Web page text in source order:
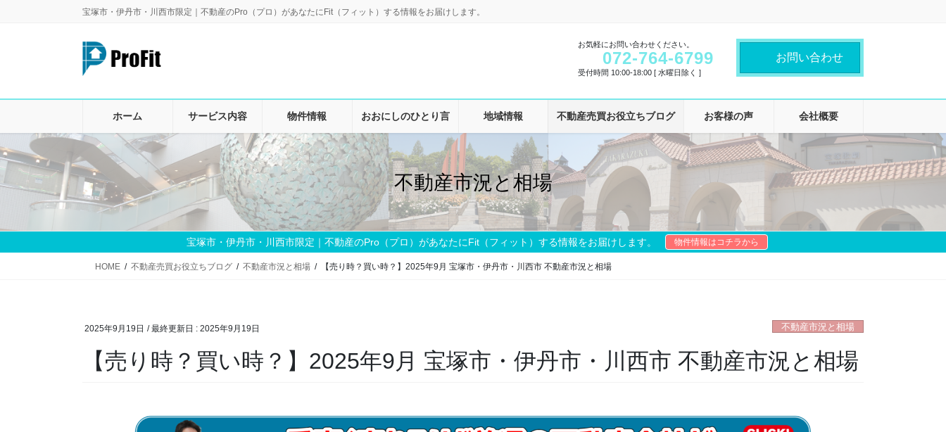
動
宝塚市・伊丹市・川西市限定｜不動産のPro（プロ）があなたにFit（フィット）する情報をお届けします。
お気軽にお問い合わせください。
072-764-6799
受付時間 10:00-18:00 [ 水曜日除く ]
お問い合わせ
ホーム サービス内容 物件情報 おおにしのひとり言 地域情報 不動産売買お役立ちブログ お客様の声 会社概要
不動産市況と相場
宝塚市・伊丹市・川西市限定｜不動産のPro（プロ）があなたにFit（フィット）する情報をお届けします。 物件情報はコチラから
HOME 不動産売買お役立ちブログ 不動産市況と相場 【売り時？買い時？】2025年9月 宝塚市・伊丹市・川西市 不動産市況と相場
2025年9月19日 / 最終更新日 : 2025年9月19日 不動産市況と相場
【売り時？買い時？】2025年9月 宝塚市・伊丹市・川西市 不動産市況と相場